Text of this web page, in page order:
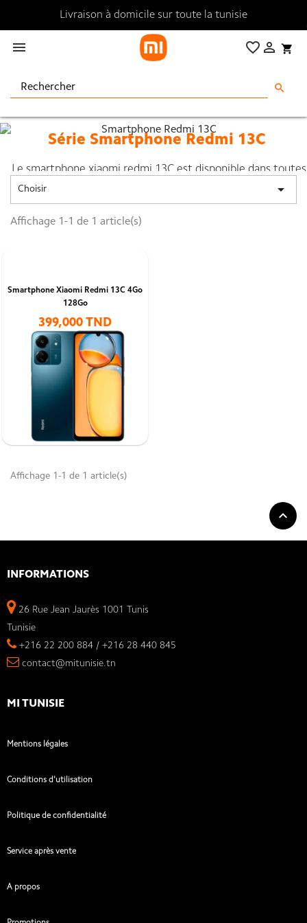
Livraison à domicile sur toute la tunisie
 shopping_cart

favorite_border
search
Série Smartphone Redmi 13C
Le smartphone xiaomi redmi 13C est disponible dans toutes
chez Xiaomi Tunisie .
Choisir 
Affichage 1-1 de 1 article(s)
Smartphone Xiaomi Redmi 13C 4Go
128Go
399,000 TND
Affichage 1-1 de 1 article(s)

INFORMATIONS
26 Rue Jean Jaurès 1001 Tunis
Tunisie
+216 22 200 884 / +216 28 440 845
contact@mitunisie.tn
MI TUNISIE
Mentions légales
Conditions d'utilisation
Politique de confidentialité
Service après vente
A propos